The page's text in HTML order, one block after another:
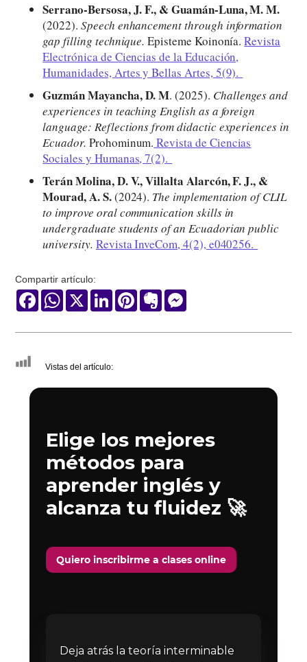
Serrano-Bersosa, J. F., & Guamán-Luna, M. M.
(2022). Speech enhancement through information
gap filling technique. Episteme Koinonía.Revista
Electrónica de Ciencias de la Educación,
Humanidades, Artes y Bellas Artes, 5(9).
Guzmán Mayancha, D. M. (2025). Challenges and
experiences in teaching English as a foreign
language: Reflections from didactic experiences in
Ecuador. Prohominum. Revista de Ciencias
Sociales y Humanas, 7(2).
Terán Molina, D. V., Villalta Alarcón, F. J., &
Mourad, A. S.(2024). The implementation of CLIL
to improve oral communication skills in
undergraduate students of an Ecuadorian public
university. Revista InveCom, 4(2), e040256.
Compartir artículo:
FacebookWhatsApp
X LinkedInPinterestEvernote
Vistas del artículo:
Elige los mejores
métodos para
aprender inglés y
alcanza tu fluidez 🚀
Quiero inscribirme a clases online
Deja atrás la teoría interminable